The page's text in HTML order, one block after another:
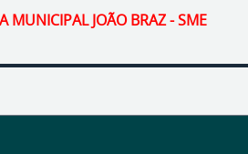
MUNICIPAL JOÃO BRAZ - SME